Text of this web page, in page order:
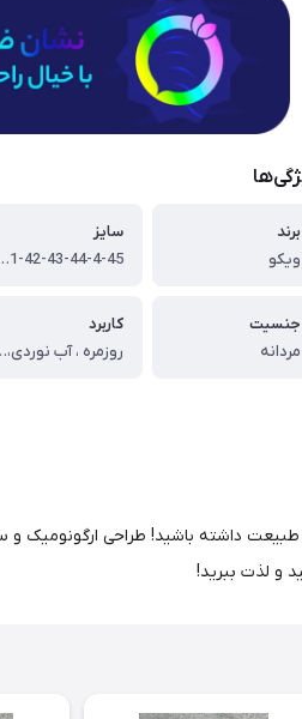
برند
ویکو
سایز
44-4-45
جنسیت
مردانه
کاربرد
روزمره ، آب
داشته باشید! طراحی ارگونومیک و
و لذت ببرید!